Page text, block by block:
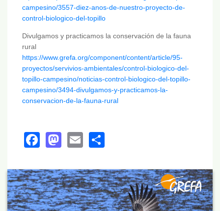
campesino/3557-diez-anos-de-nuestro-proyecto-de-
control-biologico-del-topillo
Divulgamos y practicamos la conservación de la fauna
rural
https://www.grefa.org/component/content/article/95-
proyectos/servivios-ambientales/control-biologico-del-
topillo-campesino/noticias-control-biologico-del-topillo-
campesino/3494-divulgamos-y-practicamos-la-
conservacion-de-la-fauna-rural
Facebook
Mastodon
Email